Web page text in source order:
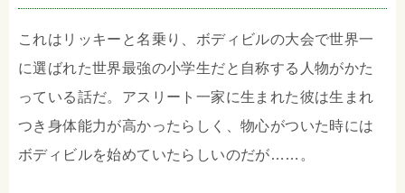
これはリッキーと名乗り、ボディビルの大会で世界一
に選ばれた世界最強の小学生だと自称する人物がかた
っている話だ。アスリート一家に生まれた彼は生まれ
つき身体能力が高かったらしく、物心がついた時には
ボディビルを始めていたらしいのだが……。